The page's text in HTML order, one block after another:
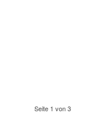
Seite 1 von 3